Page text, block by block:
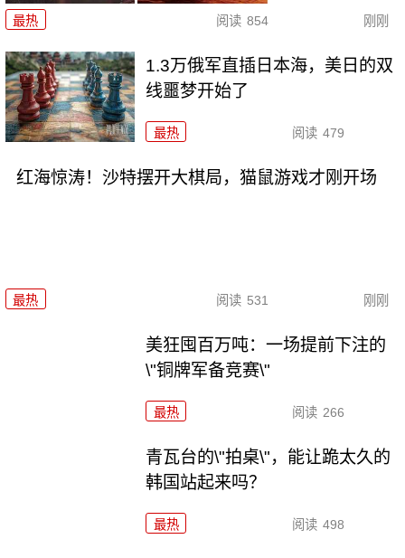
最热 阅读 854 刚刚
1.3万俄军直插日本海，美日的双
线噩梦开始了
最热 阅读 479
红海惊涛！沙特摆开大棋局，猫鼠游戏才刚开场
最热 阅读 531 刚刚
美狂囤百万吨：一场提前下注的
\"铜牌军备竞赛\"
最热 阅读 266
青瓦台的\"拍桌\"，能让跪太久的
韩国站起来吗？
最热 阅读 498